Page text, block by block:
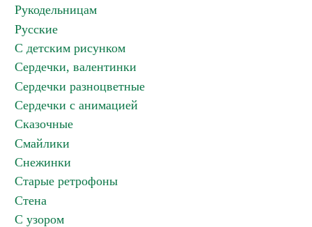
Рукодельницам
Русские
С детским рисунком
Сердечки, валентинки
Сердечки разноцветные
Сердечки с анимацией
Сказочные
Смайлики
Снежинки
Старые ретрофоны
Стена
С узором